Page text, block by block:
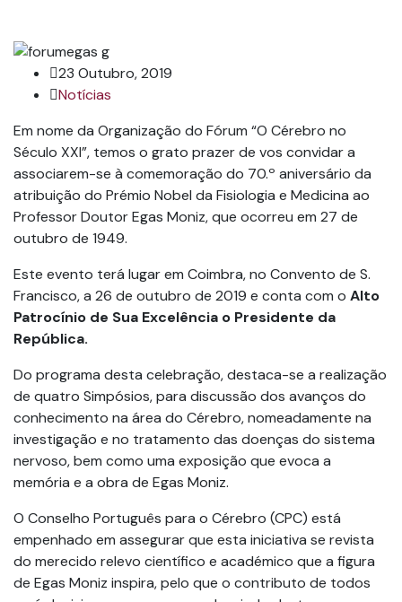
23 Outubro, 2019
Notícias
Em nome da Organização do Fórum “O Cérebro no
Século XXI”, temos o grato prazer de vos convidar a
associarem-se à comemoração do 70.º aniversário da
atribuição do Prémio Nobel da Fisiologia e Medicina ao
Professor Doutor Egas Moniz, que ocorreu em 27 de
outubro de 1949.
Este evento terá lugar em Coimbra, no Convento de S.
Francisco, a 26 de outubro de 2019 e conta com o Alto
Patrocínio de Sua Excelência o Presidente da
República.
Do programa desta celebração, destaca-se a realização
de quatro Simpósios, para discussão dos avanços do
conhecimento na área do Cérebro, nomeadamente na
investigação e no tratamento das doenças do sistema
nervoso, bem como uma exposição que evoca a
memória e a obra de Egas Moniz.
O Conselho Português para o Cérebro (CPC) está
empenhado em assegurar que esta iniciativa se revista
do merecido relevo científico e académico que a figura
de Egas Moniz inspira, pelo que o contributo de todos